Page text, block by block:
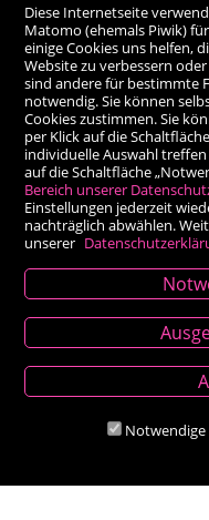
Hauptplatz
M:
Diese Internetseite
Matomo (ehemals Piwik)
einige Cookies uns helfen,
Website zu verbessern
sind andere für bestimmte
notwendig. Sie können
Cookies zustimmen. Sie
per Klick auf die
individuelle Auswahl treffen
auf die Schaltfläche
Bereich unserer
Einstellungen jederzeit
nachträglich abwählen.
unserer
Notwendige